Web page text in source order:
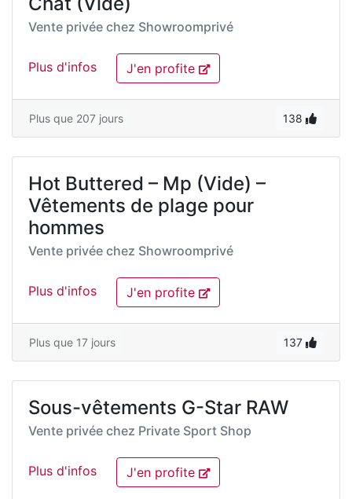
Vente privée chez Showroomprivé
Plus d'infos J'en profite
Plus que 207 jours 138
Hot Buttered – Mp (Vide) –
Vêtements de plage pour
hommes
Vente privée chez Showroomprivé
Plus d'infos J'en profite
Plus que 17 jours 137
Sous-vêtements G-Star RAW
Vente privée chez Private Sport Shop
Plus d'infos J'en profite